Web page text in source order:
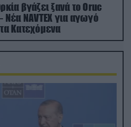
βγάζει ξανά το Oruc
Νέα NAVTEX για αγωγό
Κατεχόμενα